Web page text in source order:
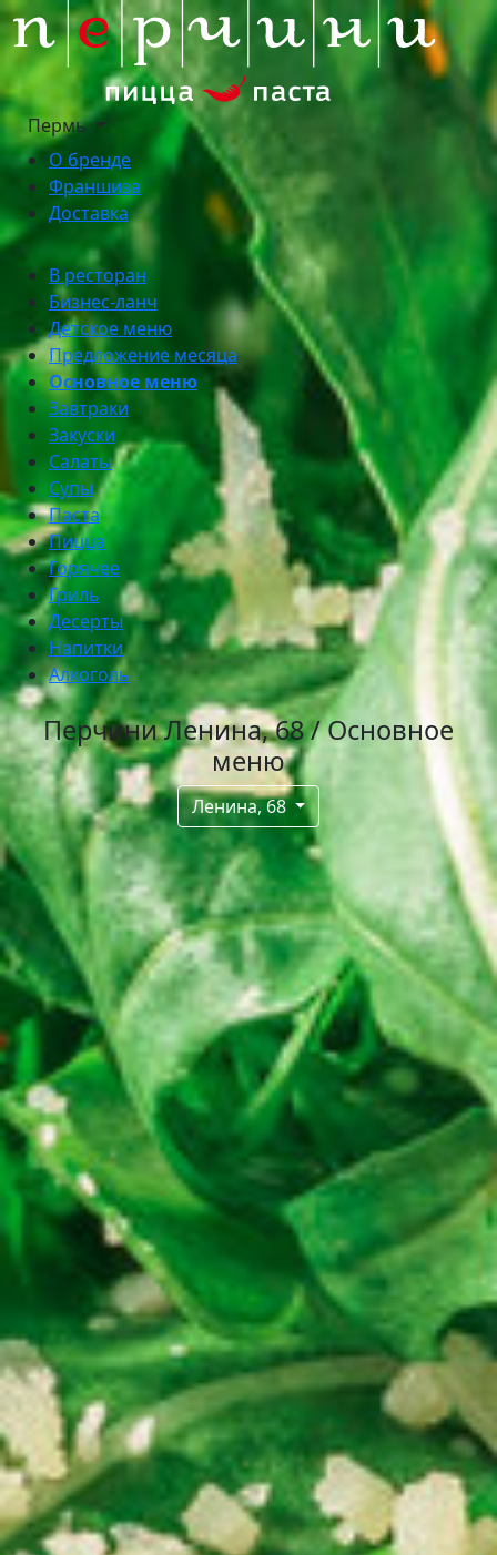
Пермь
О бренде
Франшиза
Доставка
В ресторан
Бизнес-ланч
Детское меню
Предложение месяца
Основное меню
Завтраки
Закуски
Салаты
Супы
Паста
Пицца
Горячее
Гриль
Десерты
Напитки
Алкоголь
Перчини Ленина, 68 / Основное
меню
Ленина, 68